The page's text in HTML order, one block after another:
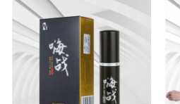
Khi xịt vào không được
-Tăng số lần xịt cho những
đến khi nào đạt thời gian yêu
-Chỉ xịt xung quanh đầu khấc